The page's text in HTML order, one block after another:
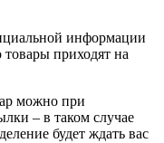
информации
приходят на
можно при
– в таком случае
будет ждать вас